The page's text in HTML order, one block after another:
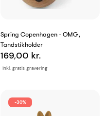
Spring Copenhagen - OMG,
Tandstikholder
inkl. gratis gravering
169,00 kr.
-30%